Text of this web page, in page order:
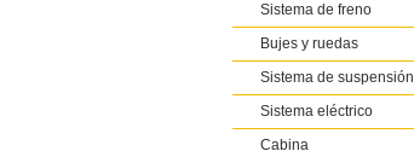
Sistema de freno
Bujes y ruedas
Sistema de suspensión
Sistema eléctrico
Cabina